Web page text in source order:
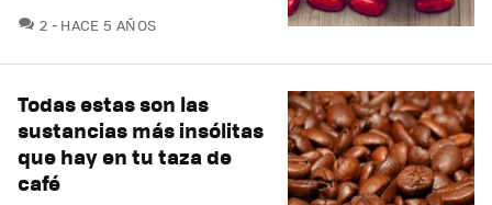
2 COMENTARIOS
HACE 5 AÑOS
Todas estas son las
sustancias más insólitas
que hay en tu taza de
café